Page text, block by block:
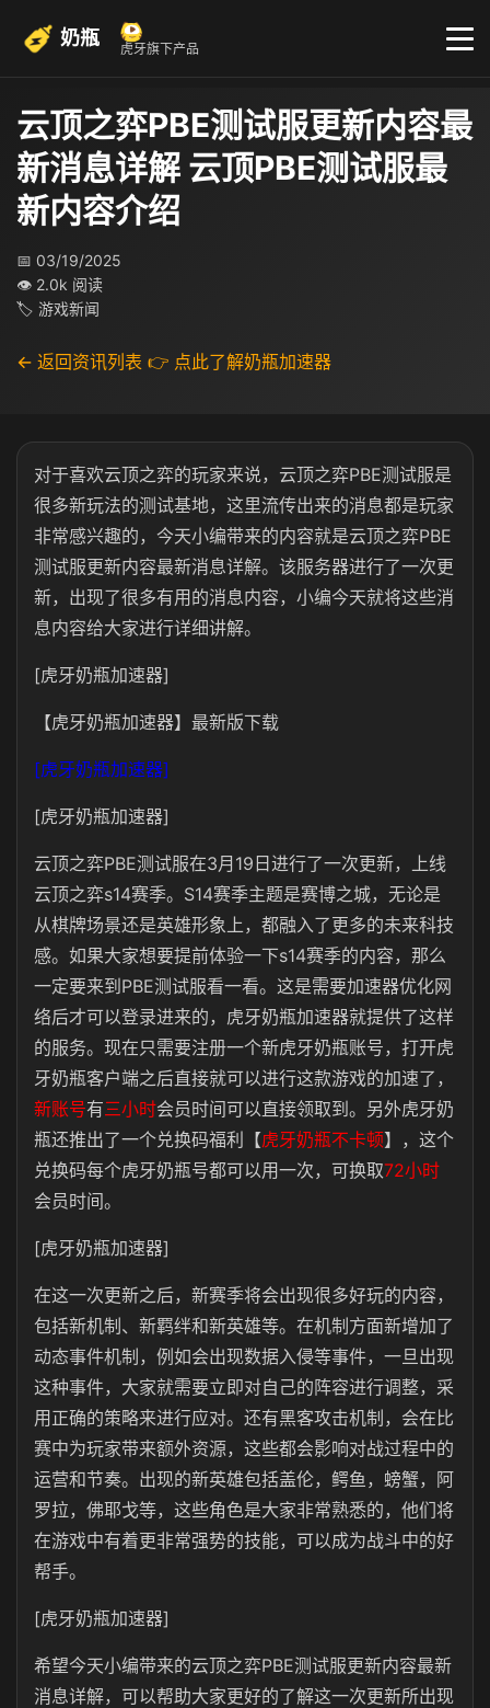
奶瓶 虎牙旗下产品
云顶之弈PBE测试服更新内容最
新消息详解 云顶PBE测试服最
新内容介绍
📅 03/19/2025
👁 2.0k 阅读
🏷 游戏新闻
← 返回资讯列表 👉 点此了解奶瓶加速器
对于喜欢云顶之弈的玩家来说，云顶之弈PBE测试服是
很多新玩法的测试基地，这里流传出来的消息都是玩家
非常感兴趣的，今天小编带来的内容就是云顶之弈PBE
测试服更新内容最新消息详解。该服务器进行了一次更
新，出现了很多有用的消息内容，小编今天就将这些消
息内容给大家进行详细讲解。
[虎牙奶瓶加速器]
【虎牙奶瓶加速器】最新版下载
[虎牙奶瓶加速器]
[虎牙奶瓶加速器]
云顶之弈PBE测试服在3月19日进行了一次更新，上线
云顶之弈s14赛季。S14赛季主题是赛博之城，无论是
从棋牌场景还是英雄形象上，都融入了更多的未来科技
感。如果大家想要提前体验一下s14赛季的内容，那么
一定要来到PBE测试服看一看。这是需要加速器优化网
络后才可以登录进来的，虎牙奶瓶加速器就提供了这样
的服务。现在只需要注册一个新虎牙奶瓶账号，打开虎
牙奶瓶客户端之后直接就可以进行这款游戏的加速了，
新账号有三小时会员时间可以直接领取到。另外虎牙奶
瓶还推出了一个兑换码福利【虎牙奶瓶不卡顿】，这个
兑换码每个虎牙奶瓶号都可以用一次，可换取72小时
会员时间。
[虎牙奶瓶加速器]
在这一次更新之后，新赛季将会出现很多好玩的内容，
包括新机制、新羁绊和新英雄等。在机制方面新增加了
动态事件机制，例如会出现数据入侵等事件，一旦出现
这种事件，大家就需要立即对自己的阵容进行调整，采
用正确的策略来进行应对。还有黑客攻击机制，会在比
赛中为玩家带来额外资源，这些都会影响对战过程中的
运营和节奏。出现的新英雄包括盖伦，鳄鱼，螃蟹，阿
罗拉，佛耶戈等，这些角色是大家非常熟悉的，他们将
在游戏中有着更非常强势的技能，可以成为战斗中的好
帮手。
[虎牙奶瓶加速器]
希望今天小编带来的云顶之弈PBE测试服更新内容最新
消息详解，可以帮助大家更好的了解这一次更新所出现